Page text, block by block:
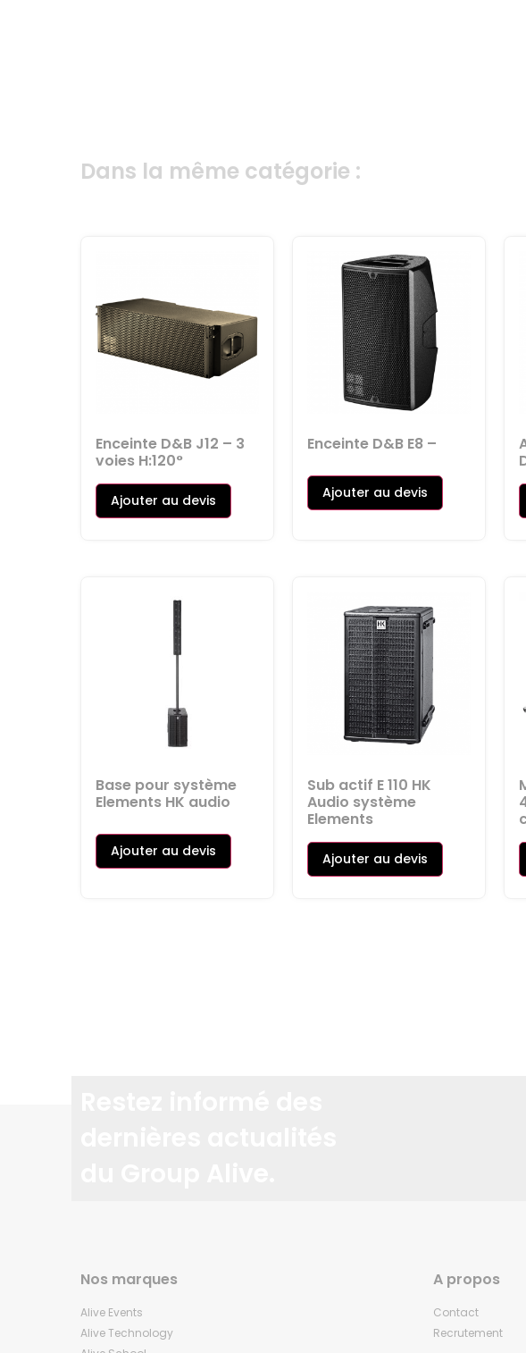
Dans la même catégorie :
Enceinte D&B J12 – 3
voies H:120°
Ajouter au devis
Enceinte D&B E8 –
Ajouter au devis
Base pour système
Elements HK audio
Ajouter au devis
Sub actif E 110 HK
Audio système
Elements
Ajouter au devis
Nos marques
Alive Events
Alive Technology
A propos
Contact
Recrutement